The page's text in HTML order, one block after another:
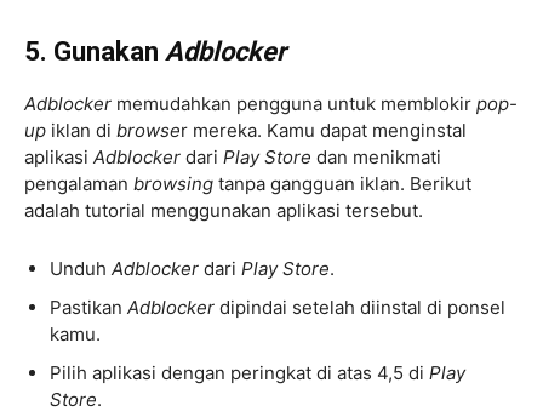
5. Gunakan Adblocker
Adblocker memudahkan pengguna untuk memblokir pop-
up iklan di browser mereka. Kamu dapat menginstal
aplikasi Adblocker dari Play Store dan menikmati
pengalaman browsing tanpa gangguan iklan. Berikut
adalah tutorial menggunakan aplikasi tersebut.
Unduh Adblocker dari Play Store.
Pastikan Adblocker dipindai setelah diinstal di ponsel
kamu.
Pilih aplikasi dengan peringkat di atas 4,5 di Play
Store.